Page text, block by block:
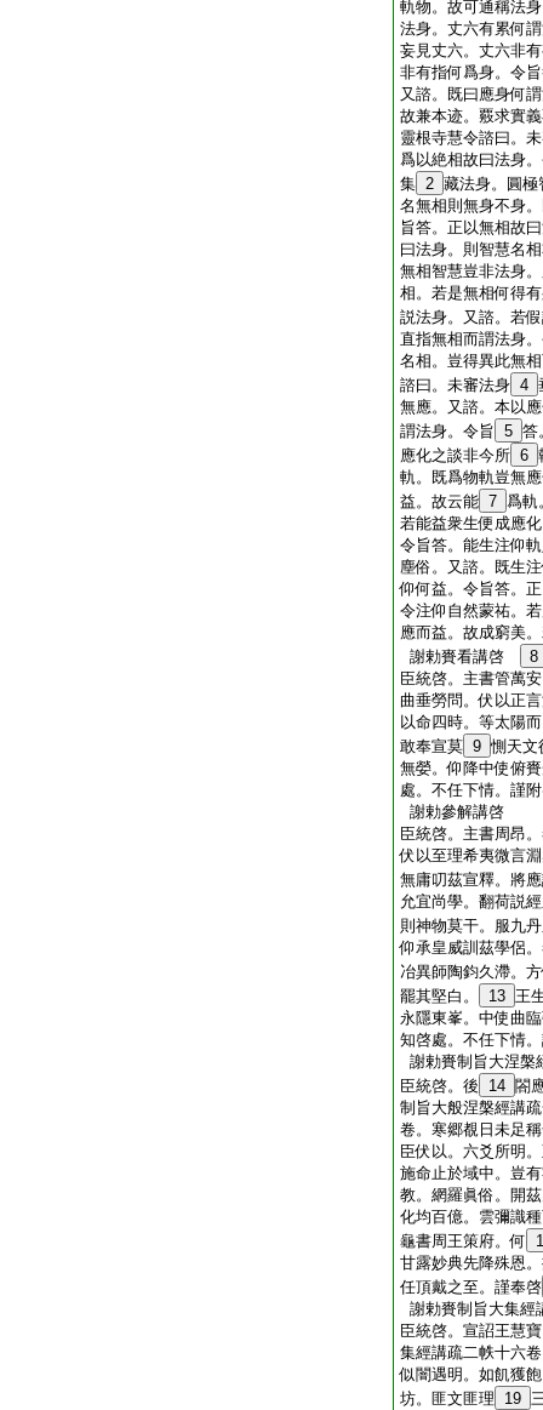
軌物。故可通稱法
法身。丈六有累何
妄見丈六。丈六非
非有指何爲身。令
又諮。既曰應身何
故兼本迹。覈求實
靈根寺慧令諮曰。
爲以絶相故曰法身
集 2 藏法身。圓極
名無相則無身不身
旨答。正以無相故
曰法身。則智慧名
無相智慧豈非法身
相。若是無相何得
説法身。又諮。若
直指無相而謂法身
名相。豈得異此無
諮曰。未審法身 4
無應。又諮。本以
謂法身。令旨 5 答
應化之談非今所 6
軌。既爲物軌豈無
益。故云能 7 爲軌
若能益衆生便成應
令旨答。能生注仰
塵俗。又諮。既生
仰何益。令旨答。
令注仰自然蒙祐。
應而益。故成窮美
謝勅賚看講啓
8
臣統啓。主書管萬
曲垂勞問。伏以正
以命四時。等太陽
敢奉宣莫 9 惻天文
無嫈。仰降中使俯
處。不任下情。謹
謝勅參解講啓
臣統啓。主書周昂
伏以至理希夷微言
無庸叨茲宣釋。將
允宜尚學。翻荷説
則神物莫干。服九
仰承皇威訓茲學侶
冶異師陶鈞久滯。
罷其堅白。
13 王
永隱東峯。中使曲
知啓處。不任下情
謝勅賚制旨大涅槃
臣統啓。後
14 閤
制旨大般涅槃經講
卷。寒郷覩日未足
臣伏以。六爻所明
施命止於域中。豈
教。網羅眞俗。開
化均百億。雲彌識
龜書周王策府。何
甘露妙典先降殊恩
任頂戴之至。謹奉啓
謝勅賚制旨大集經
臣統啓。宣詔王慧
集經講疏二帙十六
似闇遇明。如飢獲
坊。匪文匪理
19